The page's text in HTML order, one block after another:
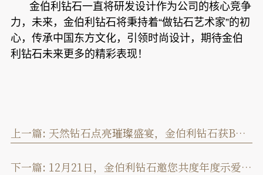
金伯利钻石一直将研发设计作为公司的核心竞争
力，未来，金伯利钻石将秉持着“做钻石艺术家”的初
心，传承中国东方文化，引领时尚设计，期待金伯
利钻石未来更多的精彩表现！
上一篇: 天然钻石点亮璀璨盛宴，金伯利钻石获BAZAAR Jewelry“年度杰出珠宝设计”大奖！
下一篇: 12月21日，金伯利钻石邀您共度年度示爱日！